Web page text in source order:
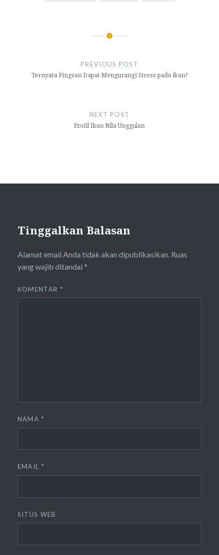
PREVIOUS POST
Ternyata Pingsan Dapat Mengurangi Stress pada ikan?
NEXT POST
Profil Ikan Nila Unggulan
Tinggalkan Balasan
Alamat email Anda tidak akan dipublikasikan. Ruas
yang wajib ditandai *
KOMENTAR *
NAMA*
EMAIL *
SITUS WEB